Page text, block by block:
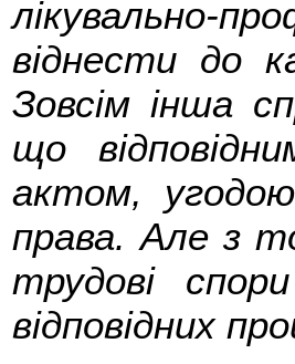
лікувально-
віднести до
Зовсім інша
що
актом,
права. Але з
трудові
відповідних